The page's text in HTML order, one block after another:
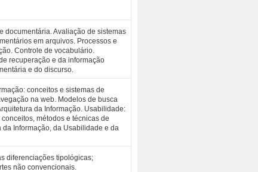
documentária. Avaliação de sistemas
em arquivos. Processos e
Controle de vocabulário.
recuperação e da informação
e do discurso.
conceitos e sistemas de
na web. Modelos de busca
da Informação. Usabilidade:
métodos e técnicas de
Informação, da Usabilidade e da
diferenciações tipológicas;
não convencionais.